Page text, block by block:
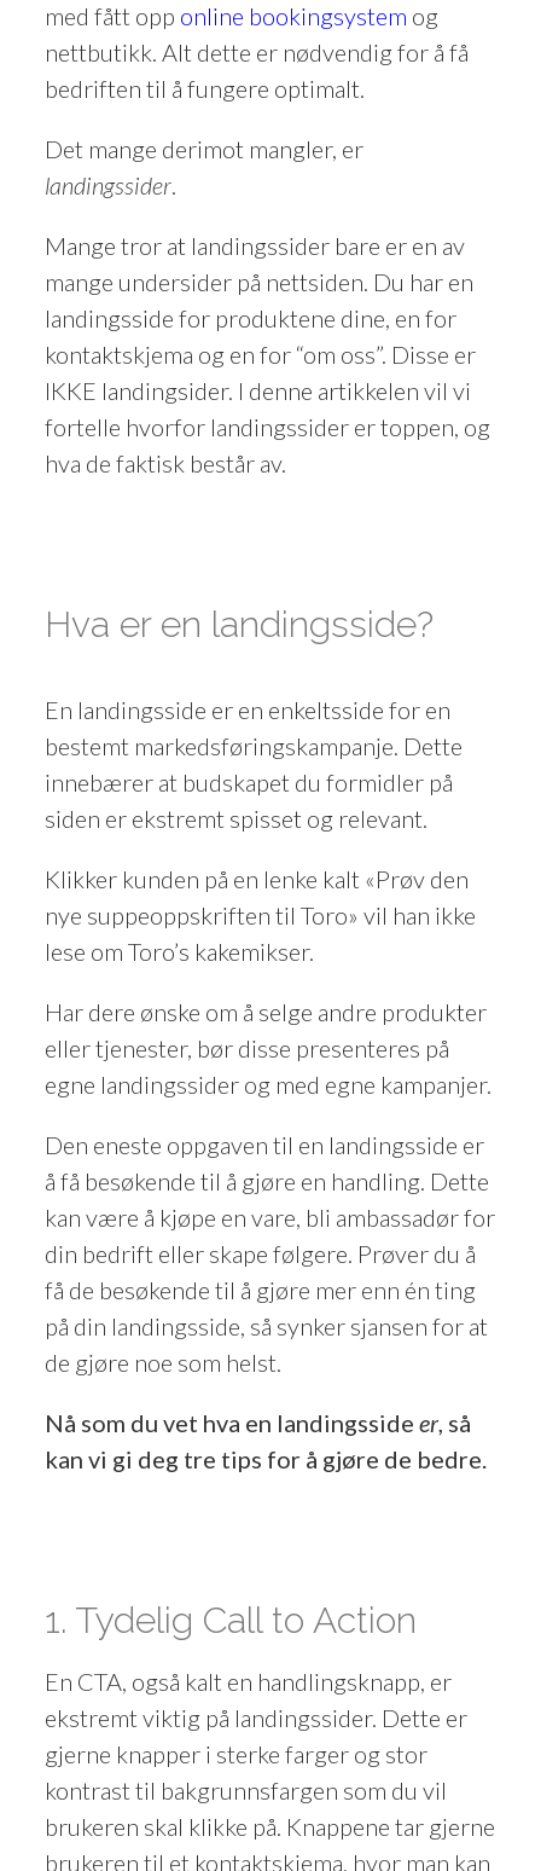
med fått opp online bookingsystem og
nettbutikk. Alt dette er nødvendig for å få
bedriften til å fungere optimalt.
Det mange derimot mangler, er
landingssider.
Mange tror at landingssider bare er en av
mange undersider på nettsiden. Du har en
landingsside for produktene dine, en for
kontaktskjema og en for “om oss”. Disse er
IKKE landingsider. I denne artikkelen vil vi
fortelle hvorfor landingssider er toppen, og
hva de faktisk består av.
Hva er en landingsside?
En landingsside er en enkeltsside for en
bestemt markedsføringskampanje. Dette
innebærer at budskapet du formidler på
siden er ekstremt spisset og relevant.
Klikker kunden på en lenke kalt «Prøv den
nye suppeoppskriften til Toro» vil han ikke
lese om Toro’s kakemikser.
Har dere ønske om å selge andre produkter
eller tjenester, bør disse presenteres på
egne landingssider og med egne kampanjer.
Den eneste oppgaven til en landingsside er
å få besøkende til å gjøre en handling. Dette
kan være å kjøpe en vare, bli ambassadør for
din bedrift eller skape følgere. Prøver du å
få de besøkende til å gjøre mer enn én ting
på din landingsside, så synker sjansen for at
de gjøre noe som helst.
Nå som du vet hva en landingssideer, så
kan vi gi deg tre tips for å gjøre de bedre.
1. Tydelig Call to Action
En CTA, også kalt en handlingsknapp, er
ekstremt viktig på landingssider. Dette er
gjerne knapper i sterke farger og stor
kontrast til bakgrunnsfargen som du vil
brukeren skal klikke på. Knappene tar gjerne
brukeren til et kontaktskjema, hvor man kan